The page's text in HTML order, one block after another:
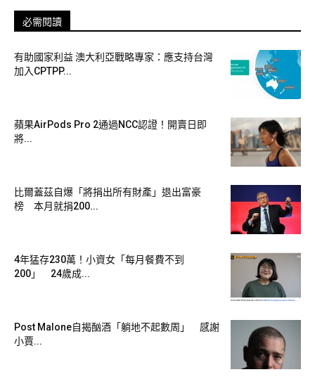
必需閱讀
有助國家利益 澳大利亞戰略專家：應支持台灣
加入CPTPP...
蘋果AirPods Pro 2通過NCC認證！開賣日即
將...
比爾蓋茲自爆「將捐出所有財產」退出富豪
榜 本月就捐200...
4年猛存230萬！小資女「每月餐費不到
200」 24歲成...
Post Malone自揭酗酒「躺地不起數周」 感謝
小賈...